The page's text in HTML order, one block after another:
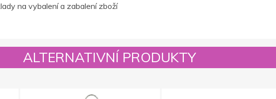
na vybalení a zabalení zboží
ALTERNATIVNÍ PRODUKTY